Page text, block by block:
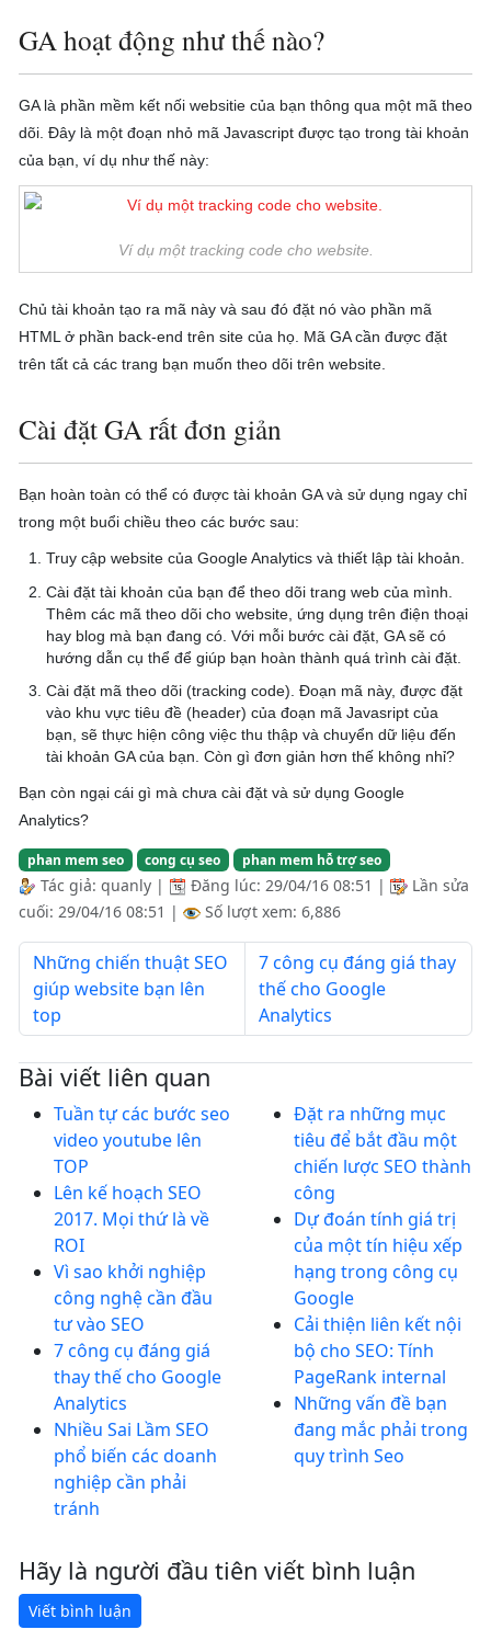
GA hoạt động như thế nào?
GA là phần mềm kết nối websitie của bạn thông qua một mã theo
dõi. Đây là một đoạn nhỏ mã Javascript được tạo trong tài khoản
của bạn, ví dụ như thế này:
Ví dụ một tracking code cho website.
Chủ tài khoản tạo ra mã này và sau đó đặt nó vào phần mã
HTML ở phần back-end trên site của họ. Mã GA cần được đặt
trên tất cả các trang bạn muốn theo dõi trên website.
Cài đặt GA rất đơn giản
Bạn hoàn toàn có thể có được tài khoản GA và sử dụng ngay chỉ
trong một buổi chiều theo các bước sau:
Truy cập website của Google Analytics và thiết lập tài khoản.
Cài đặt tài khoản của bạn để theo dõi trang web của mình.
Thêm các mã theo dõi cho website, ứng dụng trên điện thoại
hay blog mà bạn đang có. Với mỗi bước cài đặt, GA sẽ có
hướng dẫn cụ thể để giúp bạn hoàn thành quá trình cài đặt.
Cài đặt mã theo dõi (tracking code). Đoạn mã này, được đặt
vào khu vực tiêu đề (header) của đoạn mã Javasript của
bạn, sẽ thực hiện công việc thu thập và chuyển dữ liệu đến
tài khoản GA của bạn. Còn gì đơn giản hơn thế không nhỉ?
Bạn còn ngại cái gì mà chưa cài đặt và sử dụng Google
Analytics?
phan mem seo cong cụ seo phan mem hỗ trợ seo
Tác giả: quanly | Đăng lúc: 29/04/16 08:51 |
Lần sửa
cuối: 29/04/16 08:51 | Số lượt xem: 6,886
Những chiến thuật SEO
giúp website bạn lên
top
7 công cụ đáng giá thay
thế cho Google
Analytics
Bài viết liên quan
Tuần tự các bước seo
video youtube lên
TOP
Lên kế hoạch SEO
2017. Mọi thứ là về
ROI
Vì sao khởi nghiệp
công nghệ cần đầu
tư vào SEO
7 công cụ đáng giá
thay thế cho Google
Analytics
Nhiều Sai Lầm SEO
phổ biến các doanh
nghiệp cần phải
tránh
Đặt ra những mục
tiêu để bắt đầu một
chiến lược SEO thành
công
Dự đoán tính giá trị
của một tín hiệu xếp
hạng trong công cụ
Google
Cải thiện liên kết nội
bộ cho SEO: Tính
PageRank internal
Những vấn đề bạn
đang mắc phải trong
quy trình Seo
Hãy là người đầu tiên viết bình luận